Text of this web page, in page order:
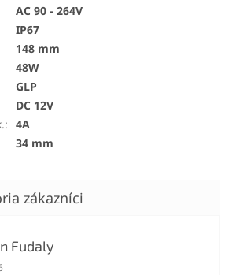
AC 90 - 264V
IP67
148 mm
48W
GLP
DC 12V
: 4A
34 mm
Fudaly
obchodu je 5 z 5 hviezdičiek.